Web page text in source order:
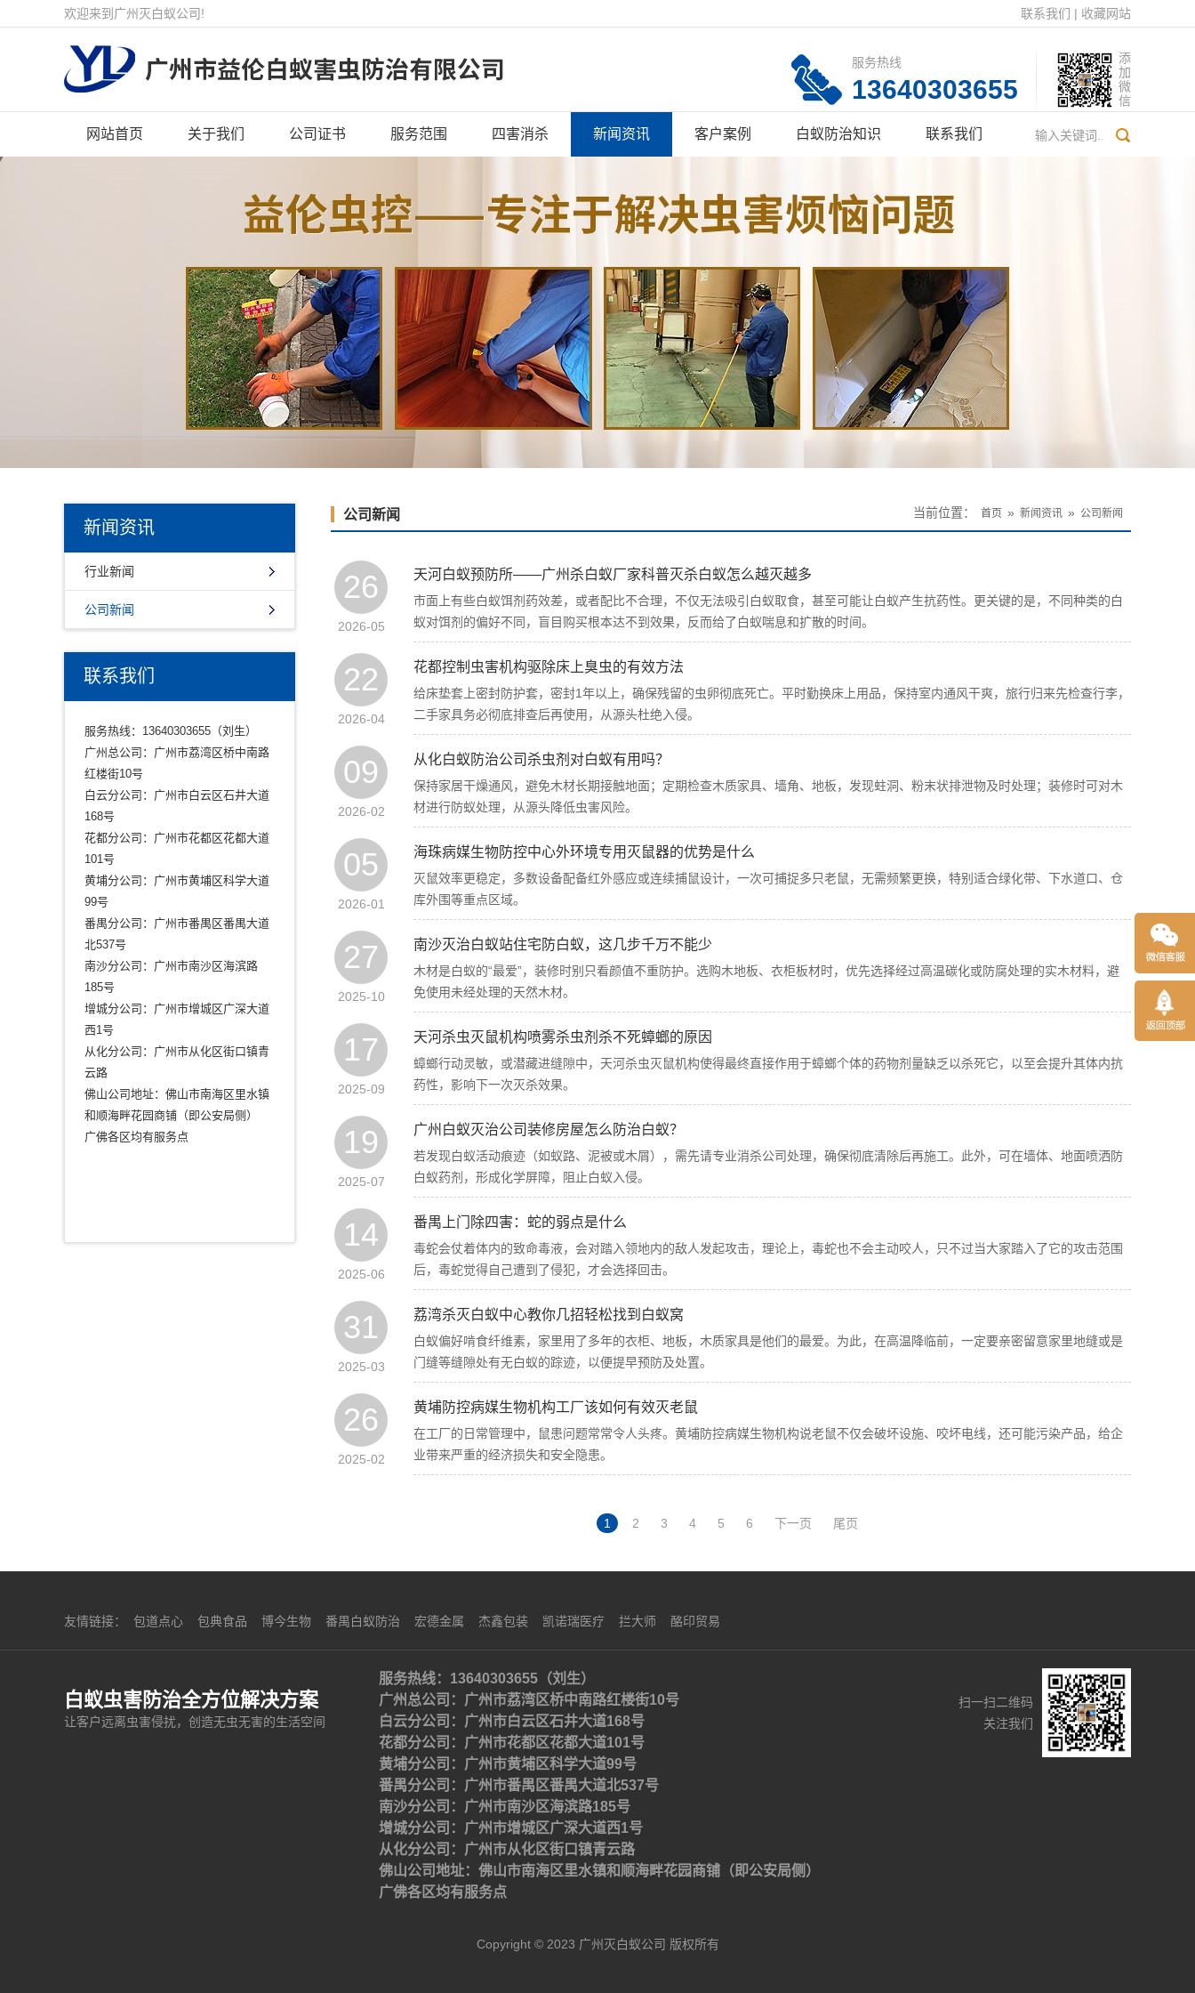
欢迎来到广州灭白蚁公司! 联系我们 | 收藏网站
添
加
微
信
服务热线
13640303655
网站首页 关于我们 公司证书 服务范围 四害消杀 新闻资讯 客户案例 白蚁防治知识 联系我们
新闻资讯
行业新闻
公司新闻
联系我们
服务热线：13640303655（刘生）
广州总公司：广州市荔湾区桥中南路
红楼街10号
白云分公司：广州市白云区石井大道
168号
花都分公司：广州市花都区花都大道
101号
黄埔分公司：广州市黄埔区科学大道
99号
番禺分公司：广州市番禺区番禺大道
北537号
南沙分公司：广州市南沙区海滨路
185号
增城分公司：广州市增城区广深大道
西1号
从化分公司：广州市从化区街口镇青
云路
佛山公司地址：佛山市南海区里水镇
和顺海畔花园商铺（即公安局侧）
广佛各区均有服务点
公司新闻 当前位置： 首页 » 新闻资讯 » 公司新闻
26
2026-05
天河白蚁预防所——广州杀白蚁厂家科普灭杀白蚁怎么越灭越多
市面上有些白蚁饵剂药效差，或者配比不合理，不仅无法吸引白蚁取食，甚至可能让白蚁产生抗药性。更关键的是，不同种类的白
蚁对饵剂的偏好不同，盲目购买根本达不到效果，反而给了白蚁喘息和扩散的时间。
22
2026-04
花都控制虫害机构驱除床上臭虫的有效方法
给床垫套上密封防护套，密封1年以上，确保残留的虫卵彻底死亡。平时勤换床上用品，保持室内通风干爽，旅行归来先检查行李，
二手家具务必彻底排查后再使用，从源头杜绝入侵。
09
2026-02
从化白蚁防治公司杀虫剂对白蚁有用吗？
保持家居干燥通风，避免木材长期接触地面；定期检查木质家具、墙角、地板，发现蛀洞、粉末状排泄物及时处理；装修时可对木
材进行防蚁处理，从源头降低虫害风险。
05
2026-01
海珠病媒生物防控中心外环境专用灭鼠器的优势是什么
灭鼠效率更稳定，多数设备配备红外感应或连续捕鼠设计，一次可捕捉多只老鼠，无需频繁更换，特别适合绿化带、下水道口、仓
库外围等重点区域。
27
2025-10
南沙灭治白蚁站住宅防白蚁，这几步千万不能少
木材是白蚁的“最爱”，装修时别只看颜值不重防护。选购木地板、衣柜板材时，优先选择经过高温碳化或防腐处理的实木材料，避
免使用未经处理的天然木材。
17
2025-09
天河杀虫灭鼠机构喷雾杀虫剂杀不死蟑螂的原因
蟑螂行动灵敏，或潜藏进缝隙中，天河杀虫灭鼠机构使得最终直接作用于蟑螂个体的药物剂量缺乏以杀死它，以至会提升其体内抗
药性，影响下一次灭杀效果。
19
2025-07
广州白蚁灭治公司装修房屋怎么防治白蚁？
若发现白蚁活动痕迹（如蚁路、泥被或木屑），需先请专业消杀公司处理，确保彻底清除后再施工。此外，可在墙体、地面喷洒防
白蚁药剂，形成化学屏障，阻止白蚁入侵。
14
2025-06
番禺上门除四害：蛇的弱点是什么
毒蛇会仗着体内的致命毒液，会对踏入领地内的敌人发起攻击，理论上，毒蛇也不会主动咬人，只不过当大家踏入了它的攻击范围
后，毒蛇觉得自己遭到了侵犯，才会选择回击。
31
2025-03
荔湾杀灭白蚁中心教你几招轻松找到白蚁窝
白蚁偏好啃食纤维素，家里用了多年的衣柜、地板，木质家具是他们的最爱。为此，在高温降临前，一定要亲密留意家里地缝或是
门缝等缝隙处有无白蚁的踪迹，以便提早预防及处置。
26
2025-02
黄埔防控病媒生物机构工厂该如何有效灭老鼠
在工厂的日常管理中，鼠患问题常常令人头疼。黄埔防控病媒生物机构说老鼠不仅会破坏设施、咬坏电线，还可能污染产品，给企
业带来严重的经济损失和安全隐患。
1 2 3 4 5 6 下一页 尾页
友情链接： 包道点心 包典食品 博今生物 番禺白蚁防治 宏德金属 杰鑫包装 凯诺瑞医疗 拦大师 酪印贸易
白蚁虫害防治全方位解决方案
让客户远离虫害侵扰，创造无虫无害的生活空间
服务热线：13640303655（刘生）
广州总公司：广州市荔湾区桥中南路红楼街10号
白云分公司：广州市白云区石井大道168号
花都分公司：广州市花都区花都大道101号
黄埔分公司：广州市黄埔区科学大道99号
番禺分公司：广州市番禺区番禺大道北537号
南沙分公司：广州市南沙区海滨路185号
增城分公司：广州市增城区广深大道西1号
从化分公司：广州市从化区街口镇青云路
佛山公司地址：佛山市南海区里水镇和顺海畔花园商铺（即公安局侧）
广佛各区均有服务点
扫一扫二维码
关注我们
Copyright © 2023 广州灭白蚁公司 版权所有